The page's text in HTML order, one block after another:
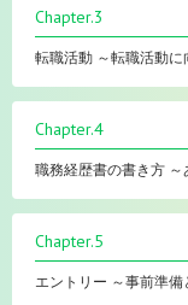
Chapter.3
転職活動 ～転職活動
Chapter.4
職務経歴書の書き方
Chapter.5
エントリー ～事前準